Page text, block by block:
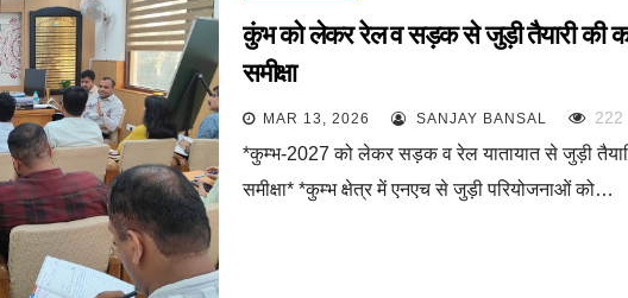
कुंभ को लेकर रेल व सड़क से जुड़ी तैयारी की
समीक्षा
MAR 13, 2026 SANJAY BANSAL 222
*कुम्भ-2027 को लेकर सड़क व रेल यातायात से जुड़ी
समीक्षा* *कुम्भ क्षेत्र में एनएच से जुड़ी परियोजनाओं को…